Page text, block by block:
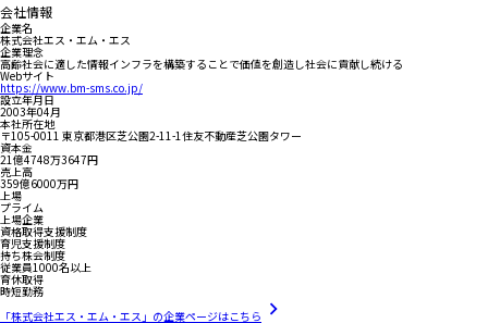
会社情報
企業名
株式会社エス・エム・エス
企業理念
高齢社会に適した情報インフラを構築することで価値を創造し社会に貢献し続ける
Webサイト
https://www.bm-sms.co.jp/
設立年月日
2003年04月
本社所在地
〒105-0011 東京都港区芝公園2-11-1住友不動産芝公園タワー
資本金
21億4748万3647円
売上高
359億6000万円
上場
プライム
上場企業
資格取得支援制度
育児支援制度
持ち株会制度
従業員1000名以上
育休取得
時短勤務
「株式会社エス・エム・エス」の企業ページはこちら